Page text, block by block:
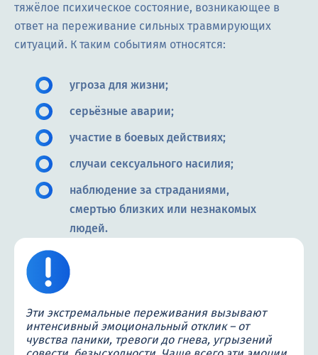
тяжёлое психическое состояние, возникающее в
ответ на переживание сильных травмирующих
ситуаций. К таким событиям относятся:
угроза для жизни;
серьёзные аварии;
участие в боевых действиях;
случаи сексуального насилия;
наблюдение за страданиями,
смертью близких или незнакомых
людей.
Эти экстремальные переживания вызывают
интенсивный эмоциональный отклик – от
чувства паники, тревоги до гнева, угрызений